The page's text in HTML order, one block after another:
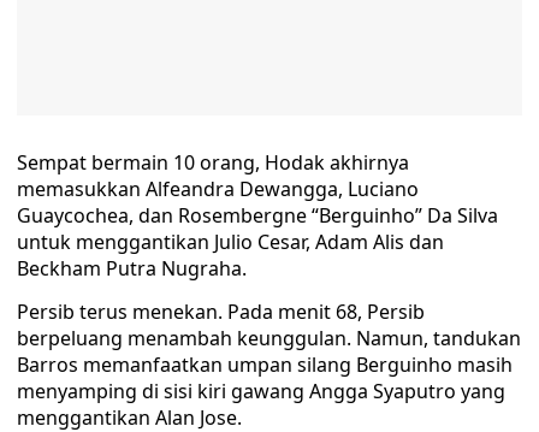
Sempat bermain 10 orang, Hodak akhirnya
memasukkan Alfeandra Dewangga, Luciano
Guaycochea, dan Rosembergne “Berguinho” Da Silva
untuk menggantikan Julio Cesar, Adam Alis dan
Beckham Putra Nugraha.
Persib terus menekan. Pada menit 68, Persib
berpeluang menambah keunggulan. Namun, tandukan
Barros memanfaatkan umpan silang Berguinho masih
menyamping di sisi kiri gawang Angga Syaputro yang
menggantikan Alan Jose.